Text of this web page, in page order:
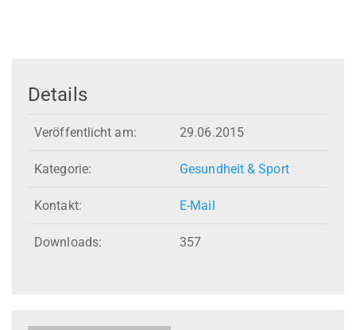
Details
Veröffentlicht am: 29.06.2015
Kategorie: Gesundheit & Sport
Kontakt: E-Mail
Downloads: 357